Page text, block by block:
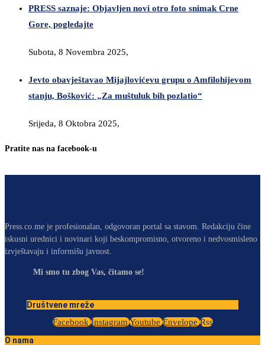
PRESS saznaje: Objavljen novi otro foto snimak Crne
Gore, pogledajte
Subota, 8 Novembra 2025,
Jevto obavještavao Mijajlovićevu grupu o Amfilohijevom
stanju, Bošković: „Za muštuluk bih pozlatio“
Srijeda, 8 Oktobra 2025,
Pratite nas na facebook-u
Press.co.me je profesionalan, odgovoran portal sa stavom. Redakciju čine
iskusni urednici i novinari koji beskompromisno, otvoreno i nedvosmisleno
izvještavaju i informišu javnost.
Mi smo tu zbog Vas, čitamo se!
Društvene mreže
Facebook Instagram Youtube Envelope Rss
O nama